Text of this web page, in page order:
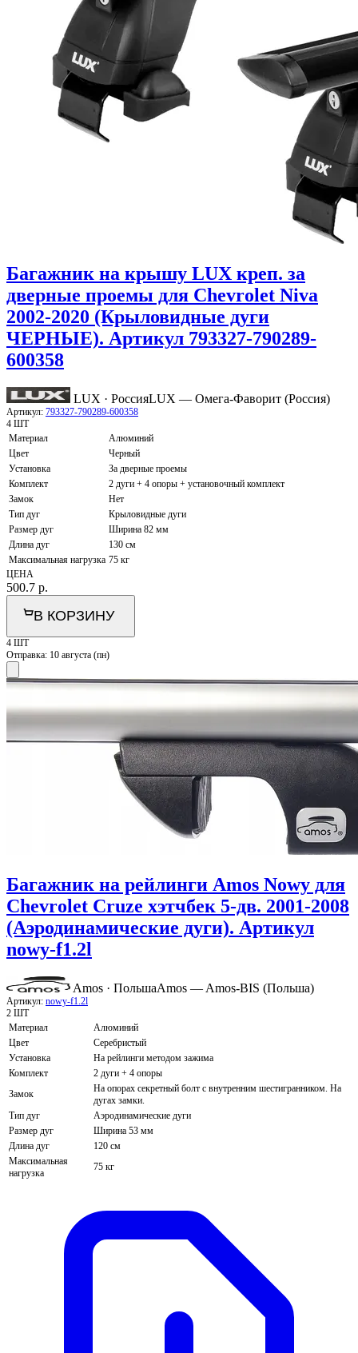
Багажник на крышу LUX креп. за
дверные проемы для Chevrolet Niva
2002-2020 (Крыловидные дуги
ЧЕРНЫЕ). Артикул 793327-790289-
600358
LUX · РоссияLUX — Омега-Фаворит (Россия)
Артикул: 793327-790289-600358
4 ШТ
Материал
Алюминий
Цвет
Черный
Установка
За дверные проемы
Комплект
2 дуги + 4 опоры + установочный комплект
Замок
Нет
Тип дуг
Крыловидные дуги
Размер дуг
Ширина 82 мм
Длина дуг
130 см
Максимальная нагрузка 75 кг
ЦЕНА
500.7 р.
В КОРЗИНУ
4 ШТ
Отправка: 10 августа (пн)
Багажник на рейлинги Amos Nowy для
Chevrolet Cruze хэтчбек 5-дв. 2001-2008
(Аэродинамические дуги). Артикул
nowy-f1.2l
Amos · ПольшаAmos — Amos-BIS (Польша)
Артикул: nowy-f1.2l
2 ШТ
Материал
Алюминий
Цвет
Серебристый
Установка
На рейлинги методом зажима
Комплект
2 дуги + 4 опоры
Замок
На опорах секретный болт с внутренним шестигранником. На
дугах замки.
Тип дуг
Аэродинамические дуги
Размер дуг
Ширина 53 мм
Длина дуг
120 см
Максимальная
нагрузка
75 кг